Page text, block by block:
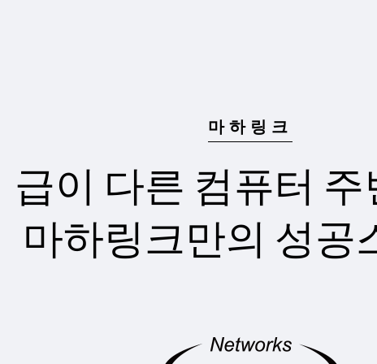
마하링크
급이 다른 컴퓨터 주
마하링크만의 성공